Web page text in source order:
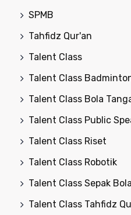
SPMB
Tahfidz Qur'an
Talent Class
Talent Class
Talent Class Bola
Talent Class Public
Talent Class Riset
Talent Class Robotik
Talent Class Sepak Bola
Talent Class Tahfidz